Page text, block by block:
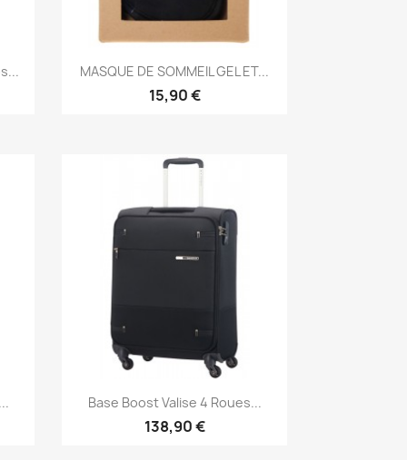
 Aperçu rapide
MASQUE DE SOMMEIL GEL ET...
15,90 €
Aperçu rapide
Base Boost Valise 4 Roues...
138,90 €